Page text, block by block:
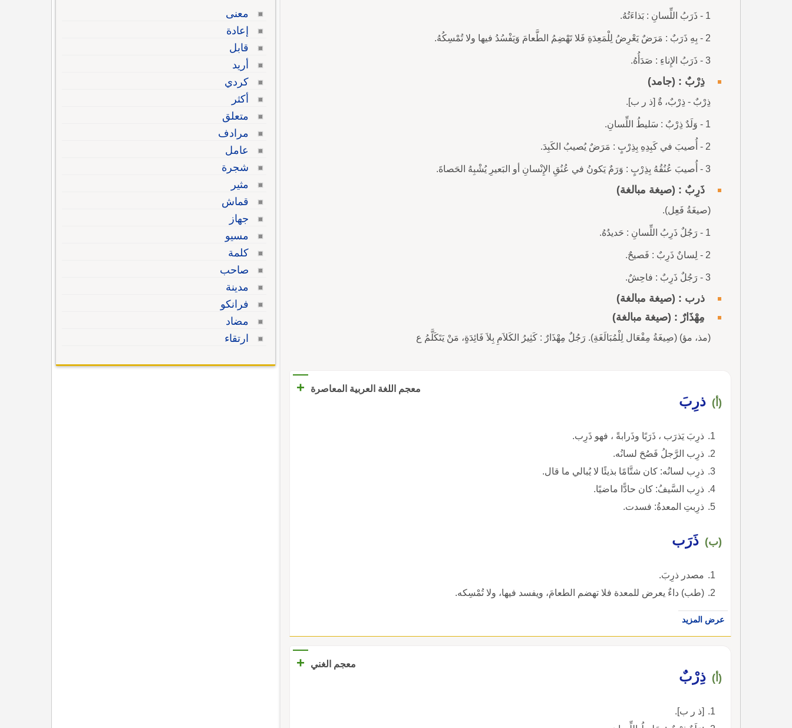
1 - ذَرَبُ اللِّسانِ : بَذاءَتُهُ.
2 - بِهِ ذَرَبٌ : مَرَضٌ يَعْرِضُ لِلْمَعِدَةِ فَلا تَهْضِمُ الطَّعامَ وَيَفْسُدُ فيها ولا تُمْسِكُهُ.
3 - ذَرَبُ الإِناءِ : صَدَأُهُ.
ذِرْبٌ : (جامد)
ذِرْبٌ - ذِرْبٌ، ةٌ [ذ ر ب].
1 - وَلَدٌ ذِرْبٌ : سَليطُ اللِّسانِ.
2 - أُصيبَ في كَبِدِهِ بِذِرْبٍ : مَرَضٌ يُصيبُ الكَبِدَ.
3 - أُصيبَ عُنُقُهُ بِذِرْبٍ : وَرَمٌ يَكونُ في عُنُقِ الإِنْسانِ أو البَعيرِ يُشْبِهُ الحَصاةَ.
ذَرِبٌ : (صيغة مبالغة)
(صيغَةُ فَعِل).
1 - رَجُلٌ ذَرِبُ اللِّسانِ : حَديدُهُ.
2 - لِسانٌ ذَرِبٌ : فَصيحٌ.
3 - رَجُلٌ ذَرِبٌ : فاحِشٌ.
ذرب : (صيغة مبالغة)
مِهْذَارٌ : (صيغة مبالغة)
(مذ، مؤ) (صِيغَةُ مِفْعَال لِلْمُبَالَغَةِ). رَجُلٌ مِهْذَارٌ : كَثِيرُ الكَلاَمِ بِلاَ فَائِدَةٍ، مَنْ يَتَكَلَّمُ ع
معجم اللغة العربية المعاصرة +
(أ) ذرِبَ
ذرِبَ يَذرَب ، ذَرَبًا وذَرابةً ، فهو ذَرِب.
ذرِب الرَّجلُ فَصُحَ لسانُه.
ذرِب لسانُه: كان شتَّامًا بذيئًا لا يُبالي ما قال.
ذرِب السَّيفُ: كان حادًّا ماضيًا.
ذرِبتِ المعدةُ: فسدت.
(ب) ذَرَب
مصدر ذرِبَ.
(طب) داءٌ يعرض للمعدة فلا تهضم الطعامَ، ويفسد فيها، ولا تُمْسِكه.
عرض المزيد
معجم الغني +
(أ) ذِرْبٌ
[ذ ر ب].
معنى
إعادة
قابل
أريد
كردي
أكثر
متعلق
مرادف
عامل
شجرة
مثير
قماش
جهاز
مسيو
كلمة
صاحب
مدينة
فرانكو
مضاد
ارتقاء